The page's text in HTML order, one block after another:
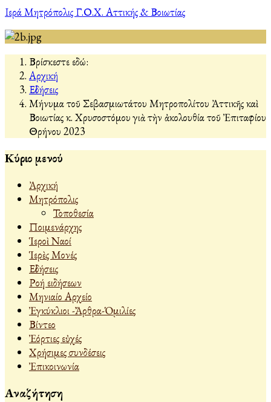
Ιερά Μητρόπολις Γ.Ο.Χ. Αττικής & Βοιωτίας
Βρίσκεστε εδώ:
Αρχική
Εἰδήσεις
Μήνυμα τοῦ Σεβασμιωτάτου Μητροπολίτου Ἀττικῆς καὶ
Βοιωτίας κ. Χρυσοστόμου γιὰ τὴν ἀκολουθία τοῦ Ἐπιταφίου
Θρήνου 2023
Κύριο μενού
Ἀρχική
Μητρόπολις
Τοποθεσία
Ποιμενάρχης
Ἱεροὶ Ναοί
Ἱερὲς Μονές
Εἰδήσεις
Ροή ειδήσεων
Μηνιαίο Αρχείο
Ἐγκύκλιοι -Ἄρθρα-Ὁμιλίες
Βίντεο
Ἐόρτιες εὐχές
Χρήσιμες συνδέσεις
Ἐπικοινωνία
Αναζήτηση